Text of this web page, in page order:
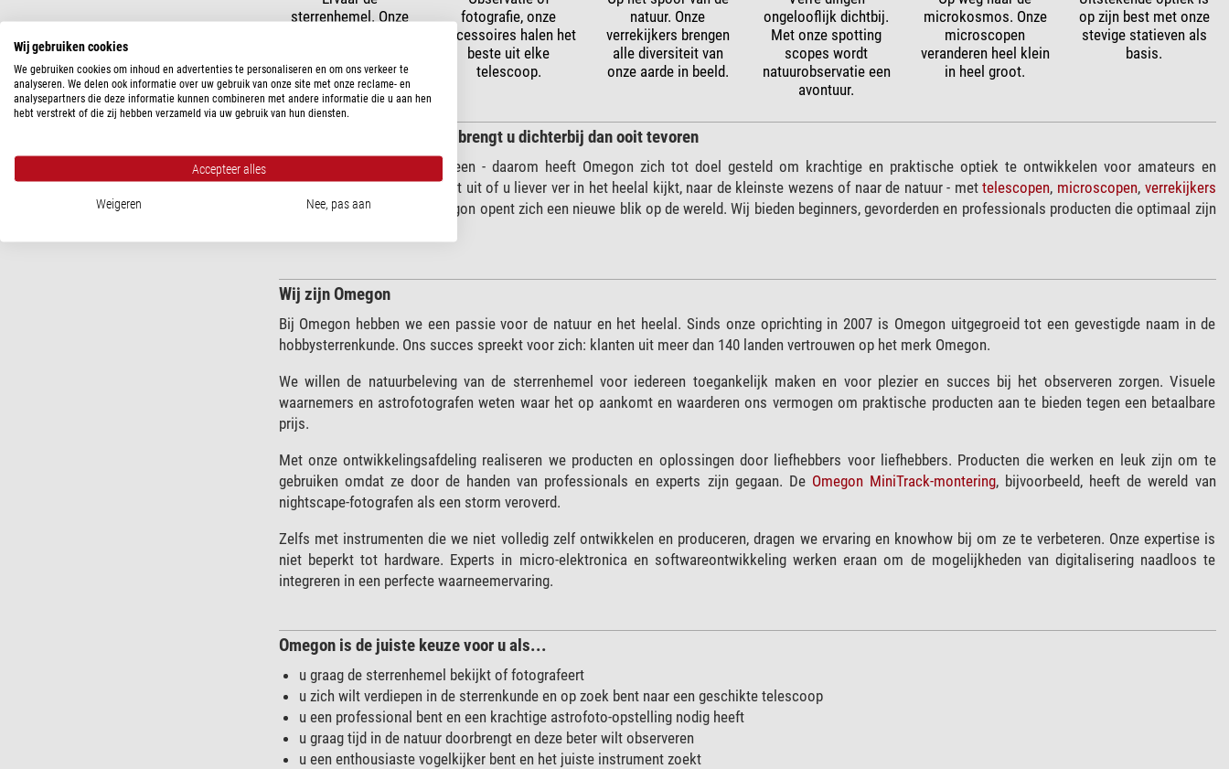
sterrenhemel. Onze
sterrenstelsels.
fotografie, onze
accessoires halen het
beste uit elke
telescoop.
natuur. Onze
verrekijkers brengen
alle diversiteit van
onze aarde in beeld.
ongelooflijk dichtbij.
Met onze spotting
scopes wordt
natuurobservatie een
avontuur.
microkosmos. Onze
microscopen
veranderen heel klein
in heel groot.
op zijn best met onze
stevige statieven als
basis.
De natuur roept - Omegon brengt u dichterbij dan ooit tevoren
Natuurobservatie voor iedereen - daarom heeft Omegon zich tot doel gesteld om krachtige en praktische optiek te ontwikkelen voor amateurs en
professionals. Het maakt niet uit of u liever ver in het heelal kijkt, naar de kleinste wezens of naar de natuur - mettelescopen, microscopen, verrekijkers
spotting scopes
van Omegon opent zich een nieuwe blik op de wereld. Wij bieden beginners, gevorderden en professionals producten die optimaal zijn
Wij zijn Omegon
Bij Omegon hebben we een passie voor de natuur en het heelal. Sinds onze oprichting in 2007 is Omegon uitgegroeid tot een gevestigde naam in de
hobbysterrenkunde. Ons succes spreekt voor zich: klanten uit meer dan 140 landen vertrouwen op het merk Omegon.
We willen de natuurbeleving van de sterrenhemel voor iedereen toegankelijk maken en voor plezier en succes bij het observeren zorgen. Visuele
waarnemers en astrofotografen weten waar het op aankomt en waarderen ons vermogen om praktische producten aan te bieden tegen een betaalbare
prijs.
Met onze ontwikkelingsafdeling realiseren we producten en oplossingen door liefhebbers voor liefhebbers. Producten die werken en leuk zijn om te
gebruiken omdat ze door de handen van professionals en experts zijn gegaan. De Omegon MiniTrack-montering, bijvoorbeeld, heeft de wereld van
nightscape-fotografen als een storm veroverd.
Zelfs met instrumenten die we niet volledig zelf ontwikkelen en produceren, dragen we ervaring en knowhow bij om ze te verbeteren. Onze expertise is
niet beperkt tot hardware. Experts in micro-elektronica en softwareontwikkeling werken eraan om de mogelijkheden van digitalisering naadloos te
integreren in een perfecte waarneemervaring.
Omegon is de juiste keuze voor u als...
u graag de sterrenhemel bekijkt of fotografeert
u zich wilt verdiepen in de sterrenkunde en op zoek bent naar een geschikte telescoop
u een professional bent en een krachtige astrofoto-opstelling nodig heeft
u graag tijd in de natuur doorbrengt en deze beter wilt observeren
u een enthousiaste vogelkijker bent en het juiste instrument zoekt
Wij gebruiken cookies
We gebruiken cookies om inhoud en advertenties te personaliseren en om ons verkeer te
analyseren. We delen ook informatie over uw gebruik van onze site met onze reclame- en
analysepartners die deze informatie kunnen combineren met andere informatie die u aan hen
hebt verstrekt of die zij hebben verzameld via uw gebruik van hun diensten.
Accepteer alles
Weigeren Nee, pas aan